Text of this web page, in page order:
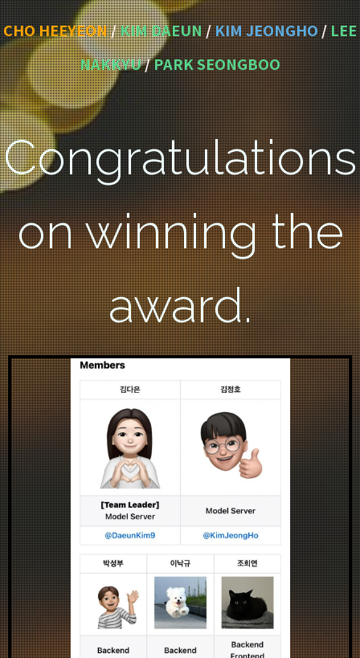
CHO HEEYEON/KIM DAEUN / KIM JEONGHO/LEE
NAKKYU/PARK SEONGBOO
Congratulations
on winning the
award.